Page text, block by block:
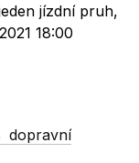
jízdní pruh,
18:00
dopravní